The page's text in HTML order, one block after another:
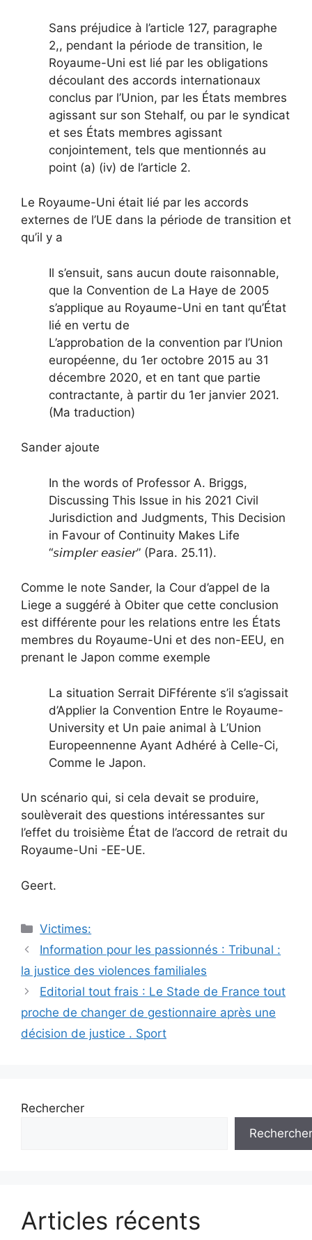
Sans préjudice à l’article 127, paragraphe
2,, pendant la période de transition, le
Royaume-Uni est lié par les obligations
découlant des accords internationaux
conclus par l’Union, par les États membres
agissant sur son Stehalf, ou par le syndicat
et ses États membres agissant
conjointement, tels que mentionnés au
point (a) (iv) de l’article 2.
Le Royaume-Uni était lié par les accords
externes de l’UE dans la période de transition et
qu’il y a
Il s’ensuit, sans aucun doute raisonnable,
que la Convention de La Haye de 2005
s’applique au Royaume-Uni en tant qu’État
lié en vertu de
L’approbation de la convention par l’Union
européenne, du 1er octobre 2015 au 31
décembre 2020, et en tant que partie
contractante, à partir du 1er janvier 2021.
(Ma traduction)
Sander ajoute
In the words of Professor A. Briggs,
Discussing This Issue in his 2021 Civil
Jurisdiction and Judgments, This Decision
in Favour of Continuity Makes Life
“𝘴𝘪𝘮𝘱𝘭𝘦𝘳 𝘦𝘢𝘴𝘪𝘦𝘳” (Para. 25.11).
Comme le note Sander, la Cour d’appel de la
Liege a suggéré à Obiter que cette conclusion
est différente pour les relations entre les États
membres du Royaume-Uni et des non-EEU, en
prenant le Japon comme exemple
La situation Serrait DiFférente s’il s’agissait
d’Applier la Convention Entre le Royaume-
University et Un paie animal à L’Union
Europeennenne Ayant Adhéré à Celle-Ci,
Comme le Japon.
Un scénario qui, si cela devait se produire,
soulèverait des questions intéressantes sur
l’effet du troisième État de l’accord de retrait du
Royaume-Uni -EE-UE.
Geert.
Catégories
Victimes:
Navigation
des
articles
Information pour les passionnés : Tribunal :
la justice des violences familiales
Editorial tout frais : Le Stade de France tout
proche de changer de gestionnaire après une
décision de justice . Sport
Rechercher
Rechercher
Articles récents